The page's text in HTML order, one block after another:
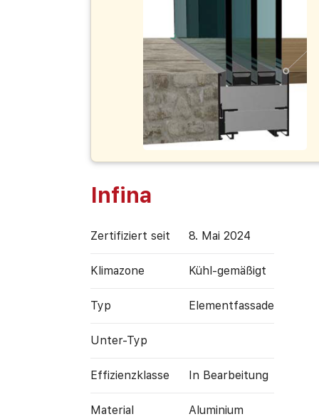
Infina
Zertifiziert seit 8. Mai 2024
Klimazone Kühl-gemäßigt
Typ Elementfassade
Unter-Typ
Effizienz­klasse In Bearbeitung
Material Aluminium